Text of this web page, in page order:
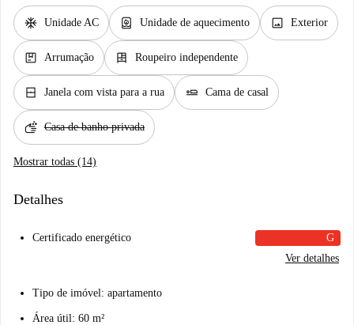
ac_unit Unidade AC water_heater Unidade de aquecimento image Exterior
package Arrumação dresser Roupeiro independente
window_closed Janela com vista para a rua airline_seat_flat Cama de casal
soap Casa de banho privada
Mostrar todas (14)
Detalhes
Certificado energético
G
Ver detalhes
Tipo de imóvel: apartamento
Área útil: 60 m²